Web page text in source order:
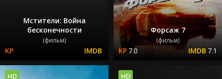
Мстители: Война
бесконечности
(фильм)
Форсаж 7
(фильм)
7.0 7.1
HD HD